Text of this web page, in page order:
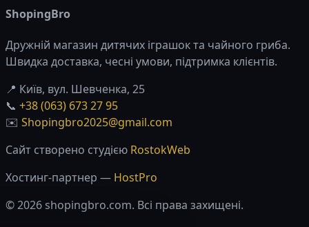
ShopingBro
Дружній магазин дитячих іграшок та чайного гриба.
Швидка доставка, чесні умови, підтримка клієнтів.
📍 Київ, вул. Шевченка, 25
📞 +38 (063) 673 27 95
✉️ Shopingbro2025@gmail.com
Сайт створено студією RostokWeb
Хостинг-партнер — HostPro
© 2026 shopingbro.com. Всі права захищені.